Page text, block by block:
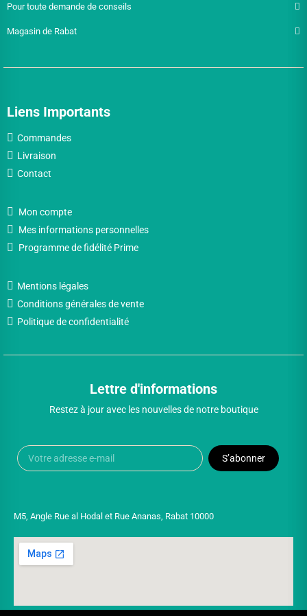
Pour toute demande de conseils
Magasin de Rabat
Liens Importants
Commandes
Livraison
Contact
Mon compte
Mes informations personnelles
Programme de fidélité Prime
Mentions légales
Conditions générales de vente
Politique de confidentialité
Lettre d'informations
Restez à jour avec les nouvelles de notre boutique
S’abonner
M5, Angle Rue al Hodal et Rue Ananas, Rabat 10000